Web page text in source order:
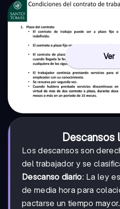
Ver
Descansos
Los descansos son
del trabajador y se
Descanso diario: La ley
de media hora para
pactarse un tiempo